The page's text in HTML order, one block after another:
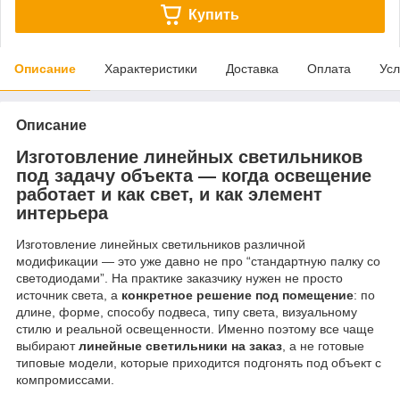
Купить
Описание Характеристики Доставка Оплата
Описание
Изготовление линейных светильников
под задачу объекта — когда освещение
работает и как свет, и как элемент
интерьера
Изготовление линейных светильников различной
модификации — это уже давно не про “стандартную палку со
светодиодами”. На практике заказчику нужен не просто
источник света, а конкретное решение под помещение: по
длине, форме, способу подвеса, типу света, визуальному
стилю и реальной освещенности. Именно поэтому все чаще
выбираютлинейные светильники на заказ, а не готовые
типовые модели, которые приходится подгонять под объект с
компромиссами.